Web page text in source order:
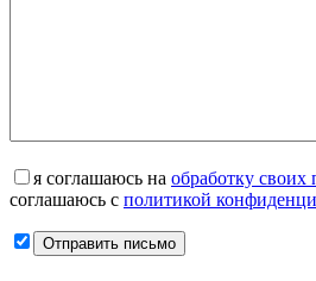
я соглашаюсь на обработку
соглашаюсь с политикой